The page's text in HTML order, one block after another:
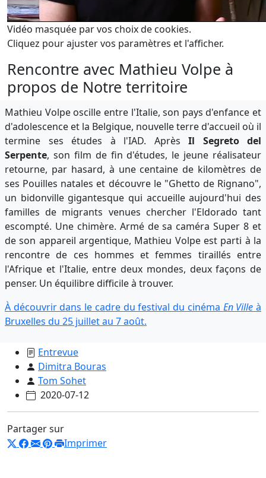
Vidéo masquée par vos choix de cookies.
Cliquez pour ajuster vos paramètres et l'afficher.
Rencontre avec Mathieu Volpe à
propos de Notre territoire
Mathieu Volpe oscille entre l'Italie, son pays d'enfance et
d'adolescence et la Belgique, nouvelle terre d'accueil où il
termine ses études à l'IAD. Après Il Segreto del
Serpente, son film de fin d'études, le jeune réalisateur
retourne, par hasard, à une centaine de kilomètres de
ses Pouilles natales et découvre le "Ghetto de Rignano",
un bidonville gigantesque qui accueille aujourd'hui des
familles de migrants venues chercher l'Eldorado tant
escompté. Une chimère. Armé de sa caméra Super 8 et
de son appareil argentique, Mathieu Volpe est parti à la
rencontre de ces hommes et femmes tiraillés entre
l'Afrique et l'Italie, entre deux mondes, deux façons de
penser. Un équilibre difficile à trouver.
À découvrir dans le cadre du festival du cinéma En Ville à
Bruxelles du 25 juillet au 7 août.
Entrevue
Dimitra Bouras
Tom Sohet
2020-07-12
Partager sur
Imprimer